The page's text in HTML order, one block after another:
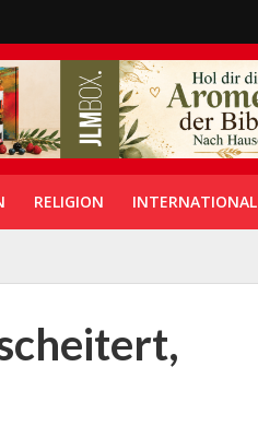
RELIGION INTERNATIONAL